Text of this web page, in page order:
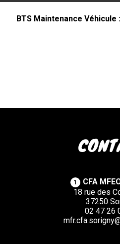
BTS Maintenance
1
CFA
18 rue des
37250
02 47 26